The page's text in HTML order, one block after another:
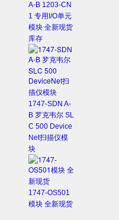
A-B 1203-CN
1 专用I/O单元
模块 全新现货
库存
1747-SDN A-
B 罗克韦尔 SL
C 500 Device
Net扫描仪模
块
1747-OS501
模块 全新现货